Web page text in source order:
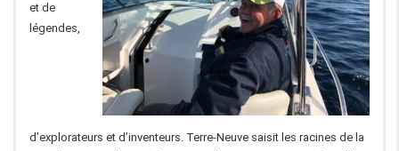
et de
légendes,
d’explorateurs et d’inventeurs. Terre-Neuve saisit les racines de la